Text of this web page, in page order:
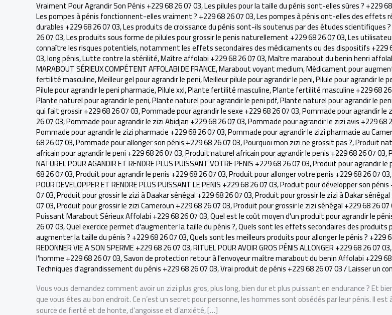
Vraiment Pour Agrandir Son Pénis +229 68 26 07 03,Les pilules pour la taille du pénis sont-elles sûres ? +229
Les pompes à pénis fonctionnent-elles vraiment ? +229 68 26 07 03,Les pompes à pénis ont-elles des effets
durables +229 68 26 07 03,Les produits de croissance du pénis sont-ils soutenus par des études scientifiques
26 07 03,Les produits sous forme de pilules pour grossir le penis naturellement +229 68 26 07 03,Les
connaître les risques potentiels, notamment les effets secondaires des médicaments ou des dispositifs +229
03,long pénis,Lutte contre la stérilité,Maître affolabi +229 68 26 07 03,Maître marabout du benin henri
MARABOUT SÉRIEUX COMPÉTENT AFFOLABI DE FRANCE,Marabout voyant medium,Médicament pour
fertilité masculine,Meilleur gel pour agrandir le peni,Meilleur pilule pour agrandir le peni,Pilule pour agrandir le
Pilule pour agrandir le peni pharmacie,Pilule xxl,Plante fertilité masculine,Plante fertilité masculine +229 68
Plante naturel pour agrandir le peni,Plante naturel pour agrandir le peni pdf,Plante naturel pour agrandir le
qui fait grossir +229 68 26 07 03,Pommade pour agrandir le sexe +229 68 26 07 03,Pommade pour agrandir le
26 07 03,Pommade pour agrandir le zizi Abidjan +229 68 26 07 03,Pommade pour agrandir le zizi avis +229 68
Pommade pour agrandir le zizi pharmacie +229 68 26 07 03,Pommade pour agrandir le zizi pharmacie au
68 26 07 03,Pommade pour allonger son pénis +229 68 26 07 03,Pourquoi mon zizi ne grossit pas ?,Produit
africain pour agrandir le peni +229 68 26 07 03,Produit naturel africain pour agrandir le penis +229 68 26 07 03,
NATUREL POUR AGANDIR ET RENDRE PLUS PUISSANT VOTRE PENIS +229 68 26 07 03,Produit pour agrandir le
68 26 07 03,Produit pour agrandir le penis +229 68 26 07 03,Produit pour allonger votre penis +229 68 26 07 03,
POUR DEVELOPPER ET RENDRE PLUS PUISSANT LE PENIS +229 68 26 07 03,Produit pour développer son pénis
07 03,Produit pour grossir le zizi à Daakar sénégal +229 68 26 07 03,Produit pour grossir le zizi à Dakar
07 03,Produit pour grossir le zizi Cameroun +229 68 26 07 03,Produit pour grossir le zizi sénégal +229 68 26 07
Puissant Marabout Sérieux Affolabi +229 68 26 07 03,Quel est le coût moyen d'un produit pour agrandir le
26 07 03,Quel exercice permet d'augmenter la taille du pénis ?,Quels sont les effets secondaires des produits
augmenter la taille du pénis ? +229 68 26 07 03,Quels sont les meilleurs produits pour allonger le pénis ? +229
REDONNER VIE A SON SPERME +229 68 26 07 03,RITUEL POUR AVOIR GROS PÉNIS ALLONGER +229 68 26 07 03,
l'homme +229 68 26 07 03,Savon de protection retour à l'envoyeur maître marabout du benin Affolabi +229
Techniques d'agrandissement du pénis +229 68 26 07 03,Vrai produit de pénis +229 68 26 07 03/Laisser un
Vous vous demandez comment avoir un zizi plus gros, plus long, bien dur et plus puissant en endurance ? Et
que vous êtes au bon endroit. Ce n’est un secret pour personne, les hommes sont obsédés par leur pénis. Il est
source de fierté et de honte, d’angoisse et d’anxiété, […]